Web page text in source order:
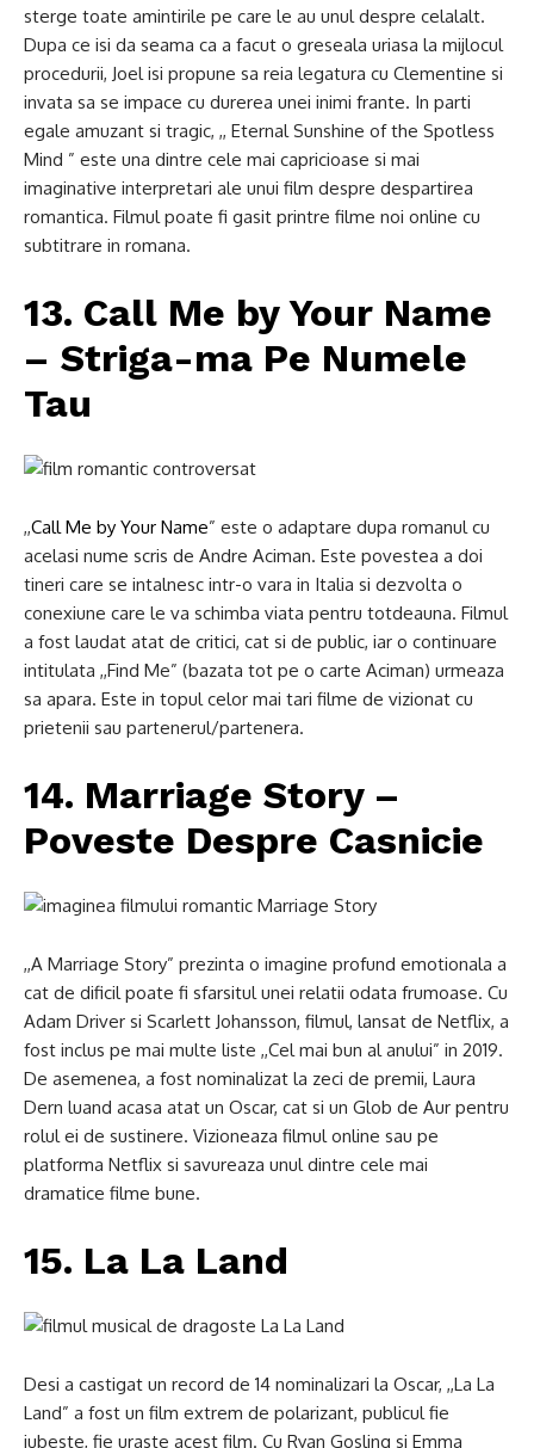
sterge toate amintirile pe care le au unul despre celalalt.
Dupa ce isi da seama ca a facut o greseala uriasa la mijlocul
procedurii, Joel isi propune sa reia legatura cu Clementine si
invata sa se impace cu durerea unei inimi frante. In parti
egale amuzant si tragic, ,, Eternal Sunshine of the Spotless
Mind ” este una dintre cele mai capricioase si mai
imaginative interpretari ale unui film despre despartirea
romantica. Filmul poate fi gasit printre filme noi online cu
subtitrare in romana.
13. Call Me by Your Name
– Striga-ma Pe Numele
Tau
,,Call Me by Your Name” este o adaptare dupa romanul cu
acelasi nume scris de Andre Aciman. Este povestea a doi
tineri care se intalnesc intr-o vara in Italia si dezvolta o
conexiune care le va schimba viata pentru totdeauna. Filmul
a fost laudat atat de critici, cat si de public, iar o continuare
intitulata ,,Find Me” (bazata tot pe o carte Aciman) urmeaza
sa apara. Este in topul celor mai tari filme de vizionat cu
prietenii sau partenerul/partenera.
14. Marriage Story –
Poveste Despre Casnicie
,,A Marriage Story” prezinta o imagine profund emotionala a
cat de dificil poate fi sfarsitul unei relatii odata frumoase. Cu
Adam Driver si Scarlett Johansson, filmul, lansat de Netflix, a
fost inclus pe mai multe liste ,,Cel mai bun al anului” in 2019.
De asemenea, a fost nominalizat la zeci de premii, Laura
Dern luand acasa atat un Oscar, cat si un Glob de Aur pentru
rolul ei de sustinere. Vizioneaza filmul online sau pe
platforma Netflix si savureaza unul dintre cele mai
dramatice filme bune.
15. La La Land
Desi a castigat un record de 14 nominalizari la Oscar, ,,La La
Land” a fost un film extrem de polarizant, publicul fie
iubeste, fie uraste acest film. Cu Ryan Gosling si Emma